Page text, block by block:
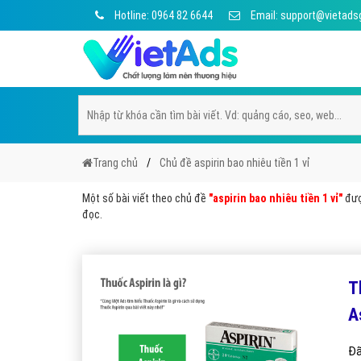
Hotline: 0964 82 6644 Email:
Trang chủ Chủ đề aspirin bao nhiêu tiền 1 vỉ
Một số bài viết theo chủ đề "aspirin bao nhiêu tiền 1 vỉ"
đọc.